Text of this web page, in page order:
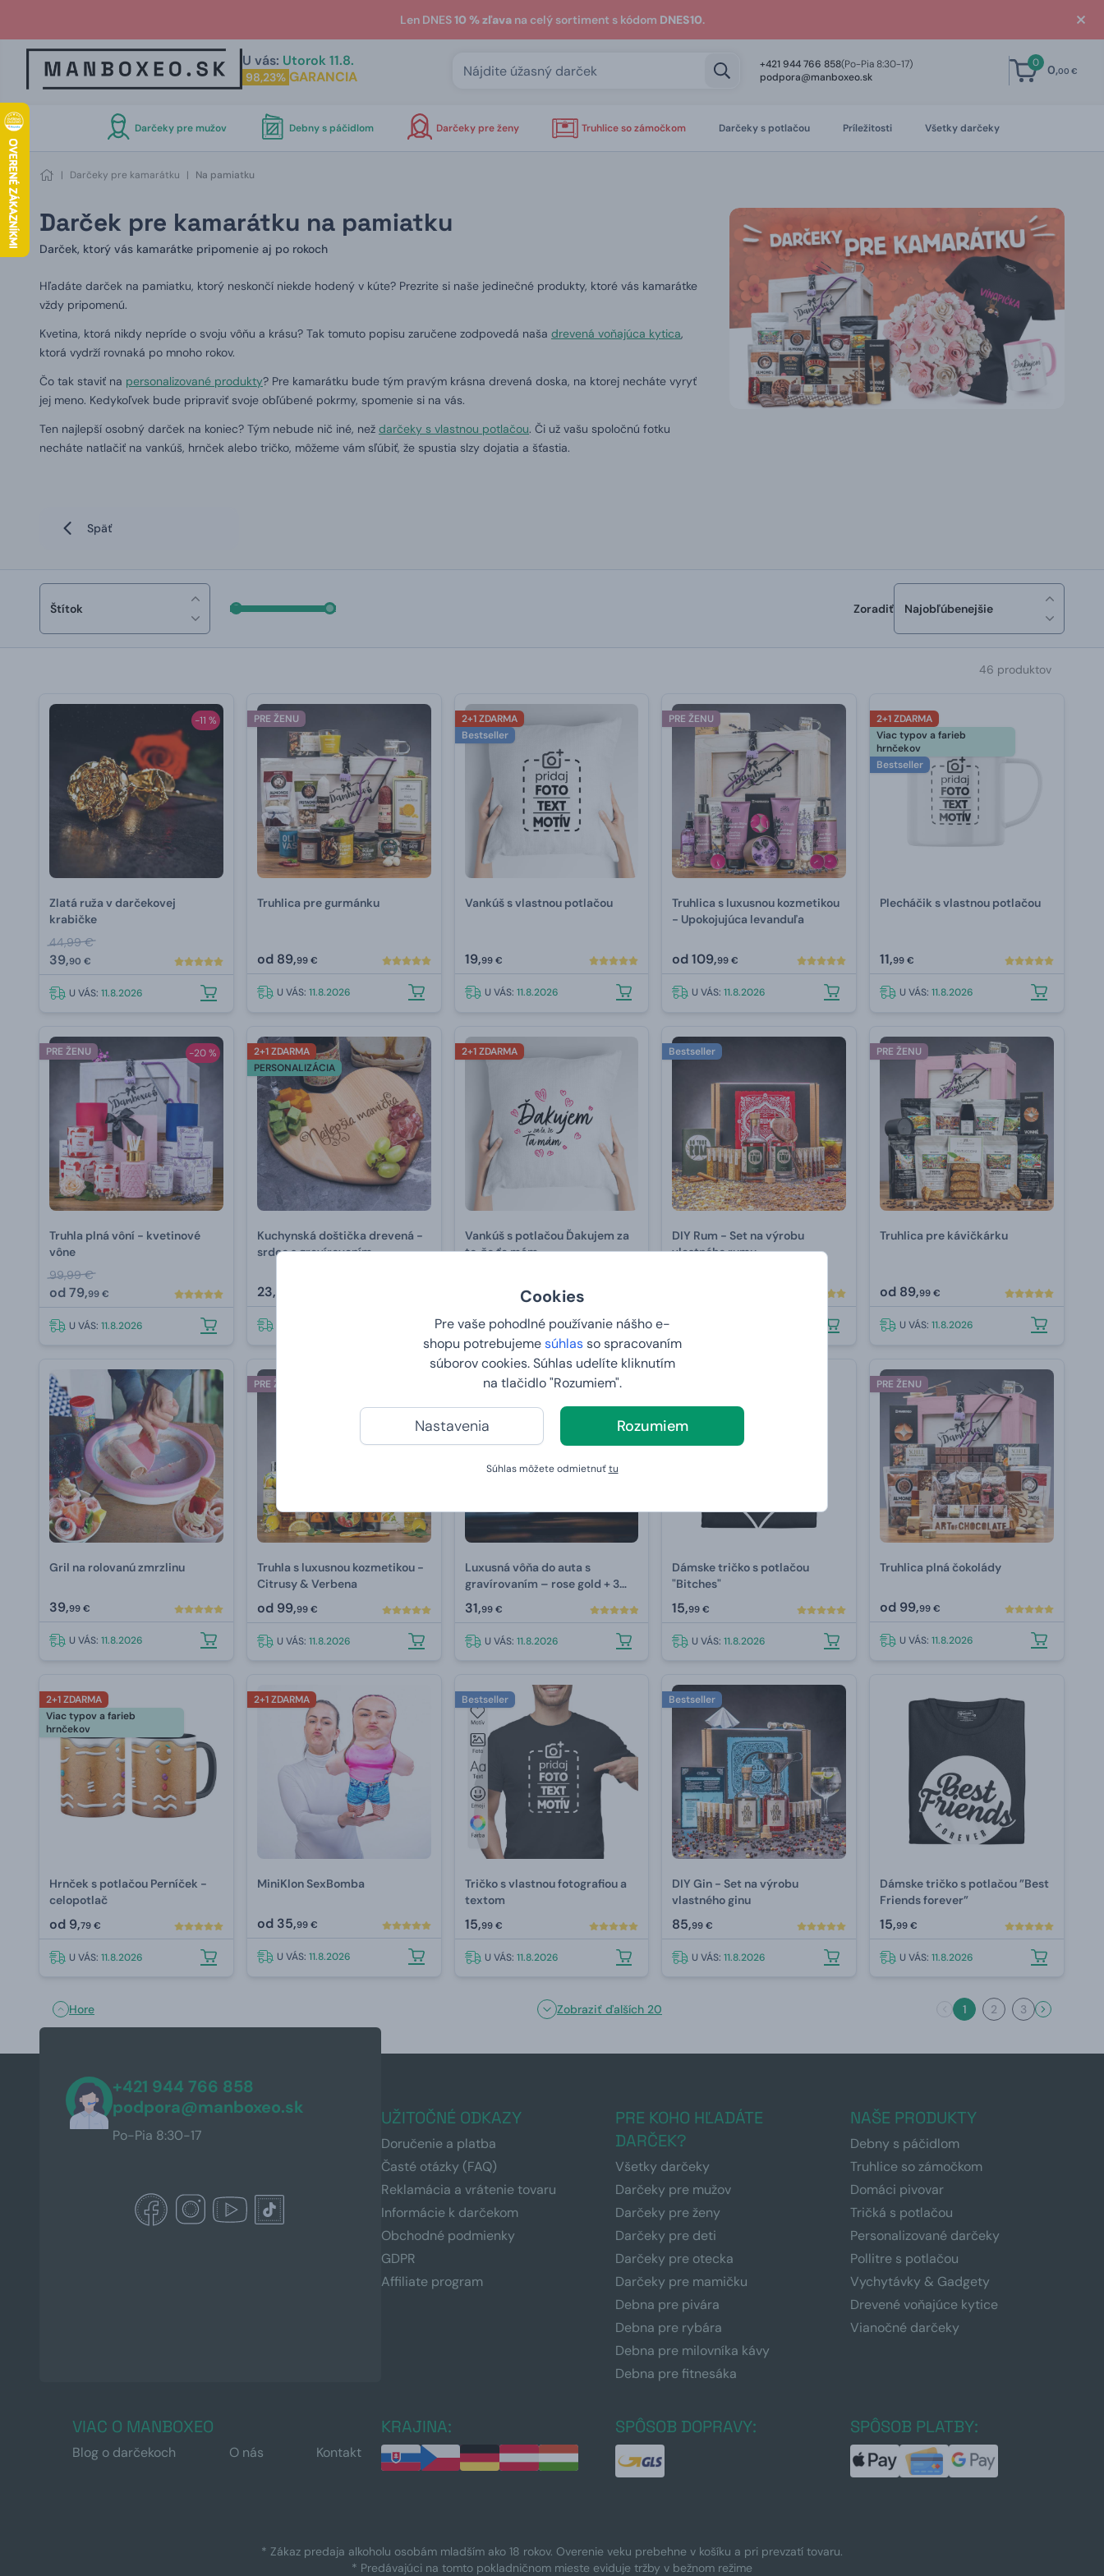
Cookies
Pre vaše pohodlné používanie nášho e-
shopu potrebujemesúhlasso spracovaním
súborov cookies. Súhlas udelíte kliknutím
na tlačidlo "Rozumiem".
Nastavenia Rozumiem
Súhlas môžete odmietnuťtu
Len DNES10 % zľavana celý sortiment s kódom DNES10.
U vás: Utorok 11.8.
98,23% GARANCIA
+421 944 766 858(Po-Pia 8:30-17)
podpora@manboxeo.sk
0 0,00 €
Darčeky pre mužov Debny s páčidlom Darčeky pre ženy Truhlice so zámočkom Darčeky s potlačou Príležitosti Všetky darčeky
| Darčeky pre kamarátku | Na pamiatku
Darček pre kamarátku na pamiatku
Darček, ktorý vás kamarátke pripomenie aj po rokoch
Hľadáte darček na pamiatku, ktorý neskončí niekde hodený v kúte? Prezrite si naše jedinečné produkty, ktoré vás kamarátke
vždy pripomenú.
Kvetina, ktorá nikdy nepríde o svoju vôňu a krásu? Tak tomuto popisu zaručene zodpovedá naša drevená voňajúca kytica,
ktorá vydrží rovnaká po mnoho rokov.
Čo tak staviť na personalizované produkty? Pre kamarátku bude tým pravým krásna drevená doska, na ktorej necháte vyryť
jej meno. Kedykoľvek bude pripraviť svoje obľúbené pokrmy, spomenie si na vás.
Ten najlepší osobný darček na koniec? Tým nebude nič iné, než darčeky s vlastnou potlačou. Či už vašu spoločnú fotku
necháte natlačiť na vankúš, hrnček alebo tričko, môžeme vám sľúbiť, že spustia slzy dojatia a šťastia.
Späť
Štítok Zoradiť Najobľúbenejšie
46 produktov
-11 %
Zlatá ruža v darčekovej
krabičke
44,99 €
39,90 €
U VÁS: 11.8.2026
PRE ŽENU
Truhlica pre gurmánku
od 89,99 €
U VÁS: 11.8.2026
2+1 ZDARMA
Bestseller
Vankúš s vlastnou potlačou
19,99 €
U VÁS: 11.8.2026
PRE ŽENU
Truhlica s luxusnou kozmetikou
- Upokojujúca levanduľa
od109,99 €
U VÁS:11.8.2026
2+1 ZDARMA
Viac typov a farieb
hrnčekov
Bestseller
Plecháčik s vlastnou potlačou
11,99 €
U VÁS:11.8.2026
-20 %
PRE ŽENU
Truhla plná vôní - kvetinové
vône
99,99 €
od79,99 €
U VÁS: 11.8.2026
2+1 ZDARMA
PERSONALIZÁCIA
Kuchynská doštička drevená -
srdce s gravírovaním
23,
2+1 ZDARMA
Vankúš s potlačou Ďakujem za
to, že ťa mám
U VÁS:11.8.2026
Bestseller
DIY Rum - Set na výrobu
vlastného rumu
PRE ŽENU
Truhlica pre kávičkárku
od 89,99 €
U VÁS:11.8.2026
Gril na rolovanú zmrzlinu
39,99 €
U VÁS: 11.8.2026
PRE ŽENU
Truhla s luxusnou kozmetikou -
Citrusy & Verbena
od 99,99 €
U VÁS: 11.8.2026
2+1 ZDARMA
Luxusná vôňa do auta s
gravírovaním –⁠ rose gold + 3
náplne
31,99 €
U VÁS: 11.8.2026
Dámske tričko s potlačou
"Bitches"
15,99 €
U VÁS:11.8.2026
PRE ŽENU
Truhlica plná čokolády
od 99,99 €
U VÁS:11.8.2026
2+1 ZDARMA
Viac typov a farieb
hrnčekov
Hrnček s potlačou Perníček -
celopotlač
od 9,79 €
U VÁS: 11.8.2026
2+1 ZDARMA
MiniKlon SexBomba
od 35,99 €
U VÁS: 11.8.2026
Bestseller
Tričko s vlastnou fotografiou a
textom
15,99 €
U VÁS: 11.8.2026
Bestseller
DIY Gin - Set na výrobu
vlastného ginu
85,99 €
U VÁS:11.8.2026
Dámske tričko s potlačou ”Best
Friends forever”
15,99 €
U VÁS:11.8.2026
Hore Zobraziť ďalších 20 1 2 3
+421 944 766 858
podpora@manboxeo.sk
Po-Pia 8:30-17
UŽITOČNÉ ODKAZY
Doručenie a platba
Časté otázky (FAQ)
Reklamácia a vrátenie tovaru
Informácie k darčekom
Obchodné podmienky
GDPR
Affiliate program
PRE KOHO HĽADÁTE
DARČEK?
Všetky darčeky
Darčeky pre mužov
Darčeky pre ženy
Darčeky pre deti
Darčeky pre otecka
Darčeky pre mamičku
Debna pre pivára
Debna pre rybára
Debna pre milovníka kávy
Debna pre fitnesáka
NAŠE PRODUKTY
Debny s páčidlom
Truhlice so zámočkom
Domáci pivovar
Tričká s potlačou
Personalizované darčeky
Pollitre s potlačou
Vychytávky & Gadgety
Drevené voňajúce kytice
Vianočné darčeky
VIAC O MANBOXEO
Blog o darčekoch O nás Kontakt
KRAJINA: SPÔSOB DOPRAVY: SPÔSOB PLATBY:
* Zákaz predaja alkoholu osobám mladším ako 18 rokov. Overenie veku prebehne v košíku a pri prevzatí tovaru.
* Predávajúci na tomto pokladničnom mieste eviduje tržby v bežnom režime